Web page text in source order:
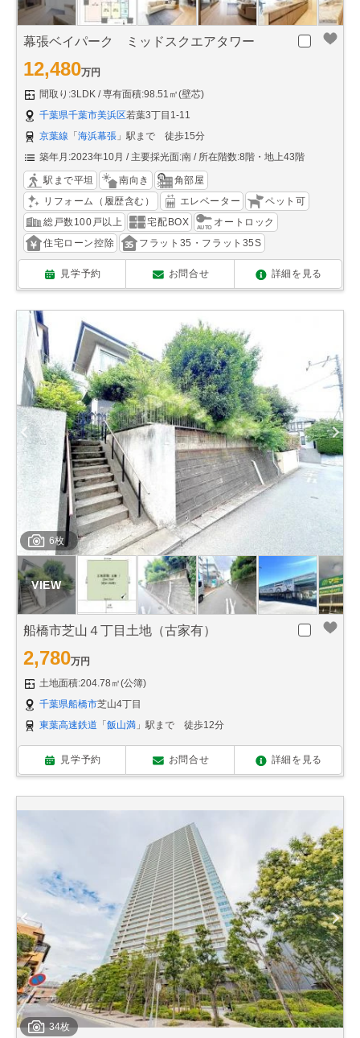
幕張ベイパーク ミッドスクエアタワー
12,480万円
間取り:3LDK
専有面積:98.51㎡(壁芯)
千葉県千葉市美浜区若葉3丁目1-11
京葉線 「海浜幕張 」駅まで 徒歩15分
築年月:2023年10月
主要採光面:南 所在階数:8階・地上43階
駅まで平坦 南向き
角部屋
リフォーム（履歴含む）
エレベーター
ペット可
総戸数100戸以上
宅配BOX
オートロック
住宅ローン控除
フラット35・フラット35S
見学予約 お問合せ 詳細を見る
6枚
船橋市芝山４丁目土地（古家有）
2,780万円
土地面積:204.78㎡(公簿)
千葉県船橋市芝山4丁目
東葉高速鉄道 「 飯山満 」駅まで 徒歩12分
見学予約 お問合せ 詳細を見る
34枚